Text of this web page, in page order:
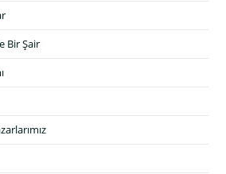
Bir Şair